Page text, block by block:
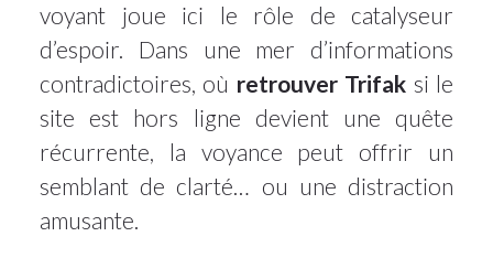
voyant joue ici le rôle de catalyseur
d’espoir. Dans une mer d’informations
contradictoires, où retrouver Trifak si le
site est hors ligne devient une quête
récurrente, la voyance peut offrir un
semblant de clarté… ou une distraction
amusante.